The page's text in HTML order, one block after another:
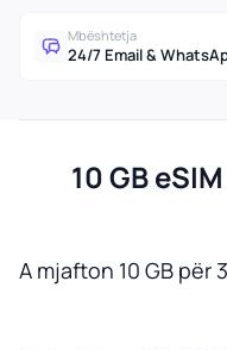
Mbështetja
24/7 Email &
10 GB
A mjafton 10 GB për